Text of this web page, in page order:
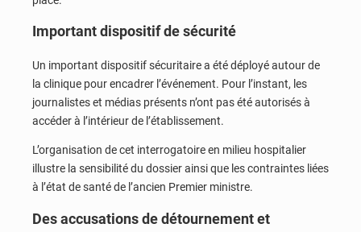
Important dispositif de sécurité
Un important dispositif sécuritaire a été déployé autour de
la clinique pour encadrer l’événement. Pour l’instant, les
journalistes et médias présents n’ont pas été autorisés à
accéder à l’intérieur de l’établissement.
L’organisation de cet interrogatoire en milieu hospitalier
illustre la sensibilité du dossier ainsi que les contraintes liées
à l’état de santé de l’ancien Premier ministre.
Des accusations de détournement et